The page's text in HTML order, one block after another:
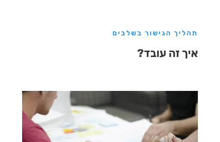
תהליך הגישור בשלבים
איך זה עובד?